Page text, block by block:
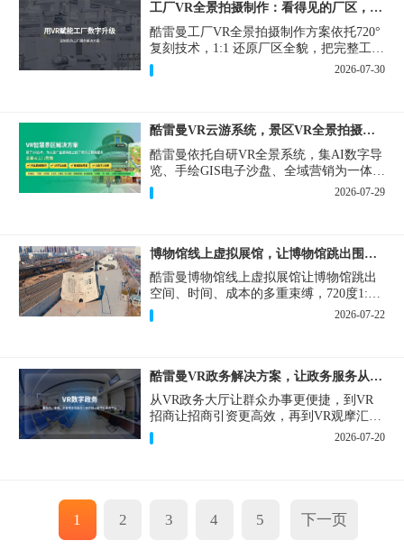
工厂VR全景拍摄制作：看得见的厂区，省下来的成本
酷雷曼工厂VR全景拍摄制作方案依托720°
复刻技术，1:1 还原厂区全貌，把完整工厂
搬进手机、电脑大屏，既是工厂对外拓客
的数字化名片，也是内部管理、人员培训
2026-07-30
酷雷曼VR云游系统，景区VR全景拍摄制作一站式落地
酷雷曼依托自研VR全景系统，集AI数字导
览、手绘GIS电子沙盘、全域营销为一体，
打造从VR全景拍摄制作到成熟VR云游落
地案例。
2026-07-29
博物馆线上虚拟展馆，让博物馆跳出围墙让历史随处可及
酷雷曼博物馆线上虚拟展馆让博物馆跳出
空间、时间、成本的多重束缚，720度1:1
实景复刻的VR数字展厅，已经成为博物馆
数字化刚需新基建。
2026-07-22
酷雷曼VR政务解决方案，让政务服务从“看得见”开始
从VR政务大厅让群众办事更便捷，到VR
招商让招商引资更高效，再到VR观摩汇报
让政务成果更直观，酷雷曼VR政务解决方
案，解锁政务服务新体验，让服务从“看得
2026-07-20
1 2 3 4 5 下一页